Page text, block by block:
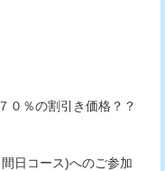
０％の割引き価格？？
日コース)へのご参加